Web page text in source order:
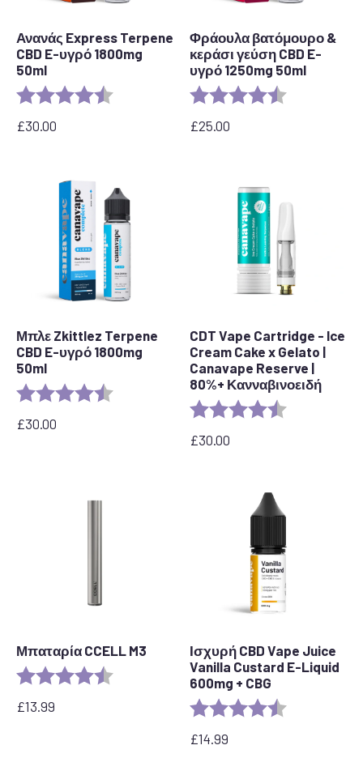
Ανανάς Express Terpene
CBD E-υγρό 1800mg
50ml
Αξιολόγηση: 4,8 από 5 αστέρια
£30.00
Φράουλα βατόμουρο &
κεράσι γεύση CBD E-
υγρό 1250mg 50ml
Αξιολόγηση:
£25.00
Μπλε Zkittlez Terpene
CBD E-υγρό 1800mg
50ml
Αξιολόγηση: 4,7 από 5 αστέρια
£30.00
CDT Vape Cartridge - Ice
Cream Cake x Gelato |
Canavape Reserve |
80%+ Κανναβινοειδή
Αξιολόγηση:
£30.00
Μπαταρία CCELL M3
Αξιολόγηση: 4,7 από 5 αστέρια
£13.99
Ισχυρή CBD Vape Juice
Vanilla Custard E-Liquid
600mg + CBG
Αξιολόγηση:
£14.99